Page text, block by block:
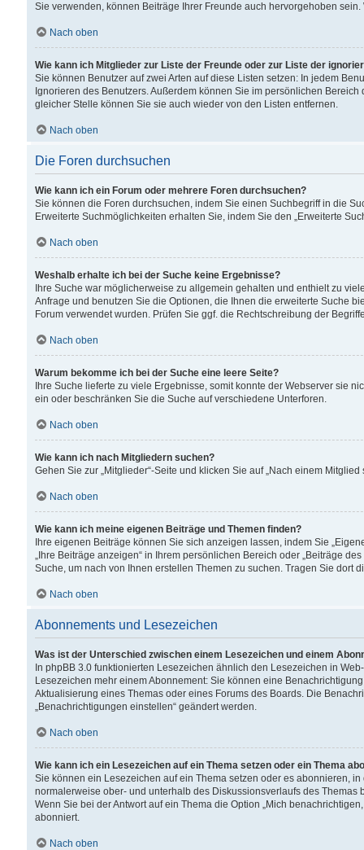
Sie verwenden, können Beiträge Ihrer Freunde auch hervorgehoben
Nach oben
Wie kann ich Mitglieder zur Liste der Freunde oder zur Liste der
Sie können Benutzer auf zwei Arten auf diese Listen setzen: In jedem
Ignorieren des Benutzers. Außerdem können Sie im persönlichen
gleicher Stelle können Sie sie auch wieder von den Listen entfernen.
Nach oben
Die Foren durchsuchen
Wie kann ich ein Forum oder mehrere Foren durchsuchen?
Sie können die Foren durchsuchen, indem Sie einen Suchbegriff in die
Erweiterte Suchmöglichkeiten erhalten Sie, indem Sie den „Erweiterte
Nach oben
Weshalb erhalte ich bei der Suche keine Ergebnisse?
Ihre Suche war möglicherweise zu allgemein gehalten und enthielt zu
Anfrage und benutzen Sie die Optionen, die Ihnen die erweiterte Suche
Forum verwendet wurden. Prüfen Sie ggf. die Rechtschreibung der
Nach oben
Warum bekomme ich bei der Suche eine leere Seite?
Ihre Suche lieferte zu viele Ergebnisse, somit konnte der Webserver sie
ein oder beschränken Sie die Suche auf verschiedene Unterforen.
Nach oben
Wie kann ich nach Mitgliedern suchen?
Gehen Sie zur „Mitglieder“-Seite und klicken Sie auf „Nach einem Mitglied
Nach oben
Wie kann ich meine eigenen Beiträge und Themen finden?
Ihre eigenen Beiträge können Sie sich anzeigen lassen, indem Sie
„Ihre Beiträge anzeigen“ in Ihrem persönlichen Bereich oder „Beiträge
Suche, um nach von Ihnen erstellen Themen zu suchen. Tragen Sie dort
Nach oben
Abonnements und Lesezeichen
Was ist der Unterschied zwischen einem Lesezeichen und einem
In phpBB 3.0 funktionierten Lesezeichen ähnlich den Lesezeichen in
Lesezeichen mehr einem Abonnement: Sie können eine
Aktualisierung eines Themas oder eines Forums des Boards. Die
„Benachrichtigungen einstellen“ geändert werden.
Nach oben
Wie kann ich ein Lesezeichen auf ein Thema setzen oder ein Thema
Sie können ein Lesezeichen auf ein Thema setzen oder es abonnieren,
normalerweise ober- und unterhalb des Diskussionsverlaufs des Themas
Wenn Sie bei der Antwort auf ein Thema die Option „Mich
abonniert.
Nach oben